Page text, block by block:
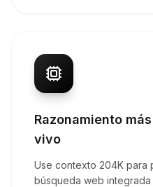
Razonamiento
vivo
Use contexto 204K para
búsqueda web